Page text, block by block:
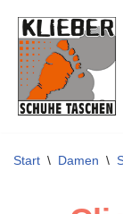
Zum
Inhalt
springen
Start \ Damen \